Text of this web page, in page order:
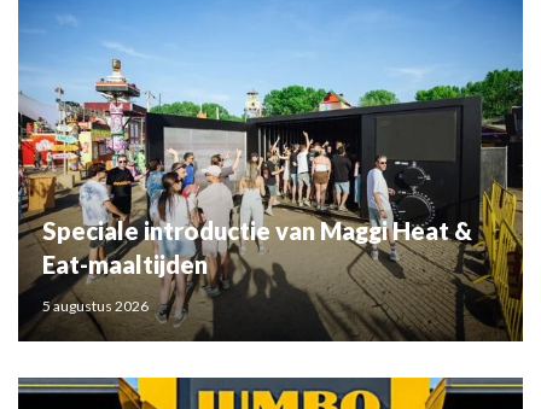
Speciale introductie van Maggi Heat &
Eat-maaltijden
5 augustus 2026